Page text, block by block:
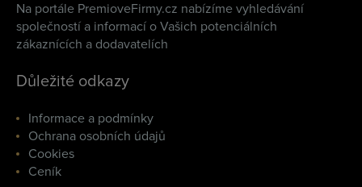
Na portále PremioveFirmy.cz nabízíme vyhledávání
společností a informací o Vašich potenciálních
zákaznících a dodavatelích
Důležité odkazy
Informace a podmínky
Ochrana osobních údajů
Cookies
Ceník